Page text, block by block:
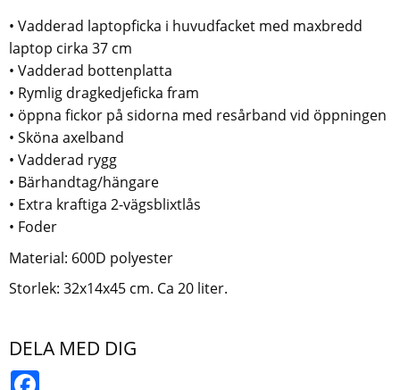
• Vadderad laptopficka i huvudfacket med maxbredd
laptop cirka 37 cm
• Vadderad bottenplatta
• Rymlig dragkedjeficka fram
• öppna fickor på sidorna med resårband vid öppningen
• Sköna axelband
• Vadderad rygg
• Bärhandtag/hängare
• Extra kraftiga 2-vägsblixtlås
• Foder
Material: 600D polyester
Storlek: 32x14x45 cm. Ca 20 liter.
DELA MED DIG